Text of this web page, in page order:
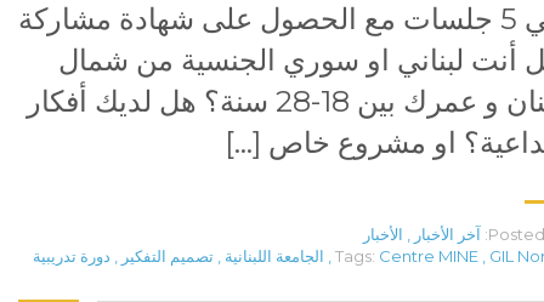
في 5 جلسات مع الحصول على شهادة مشاركة
أنت لبناني او سوري الجنسية من شمال
لبنان و عمرك بين 18-28 سنة؟ هل لديك أفكار
او مشروع خاص […]
Posted آخر الأخبار , الأخبار
Tags: Centre MINE , GIL
, الجامعة اللبنانية , تصميم التفكير , دورة تدريبية